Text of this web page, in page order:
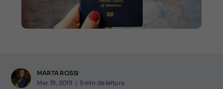
MARTA ROSSI
Mar 19, 2019 | 5 min de leitura